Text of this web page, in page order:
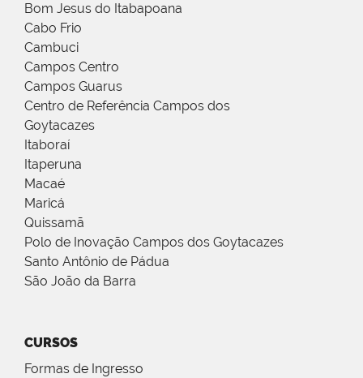
Bom Jesus do Itabapoana
Cabo Frio
Cambuci
Campos Centro
Campos Guarus
Centro de Referência Campos dos
Goytacazes
Itaboraí
Itaperuna
Macaé
Maricá
Quissamã
Polo de Inovação Campos dos Goytacazes
Santo Antônio de Pádua
São João da Barra
CURSOS
Formas de Ingresso